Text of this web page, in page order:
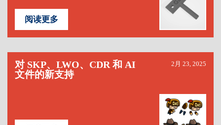
阅读更多
对 SKP、LWO、CDR 和 AI
文件的新支持
2月 23, 2025